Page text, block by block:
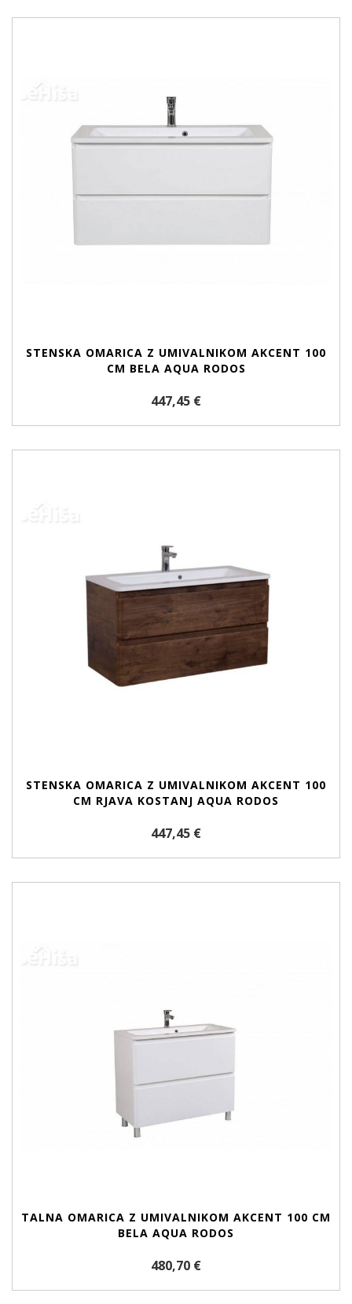
STENSKA OMARICA Z UMIVALNIKOM AKCENT 100
CM BELA AQUA RODOS
447,45 €
STENSKA OMARICA Z UMIVALNIKOM AKCENT 100
CM RJAVA KOSTANJ AQUA RODOS
447,45 €
TALNA OMARICA Z UMIVALNIKOM AKCENT 100 CM
BELA AQUA RODOS
480,70 €